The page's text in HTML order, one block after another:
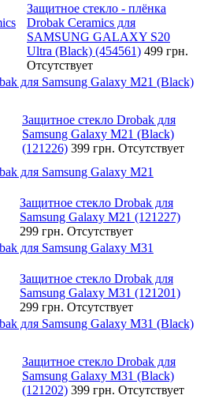
Защитное стекло - плёнка
Drobak Ceramics для
SAMSUNG GALAXY S20
Ultra (Black) (454561) 499 грн.
Отсутствует
для Samsung Galaxy М21 (Black)
Защитное стекло Drobak для
Samsung Galaxy М21 (Black)
(121226) 399 грн. Отсутствует
для Samsung Galaxy М21
Защитное стекло Drobak для
Samsung Galaxy М21 (121227)
299 грн. Отсутствует
для Samsung Galaxy М31
Защитное стекло Drobak для
Samsung Galaxy М31 (121201)
299 грн. Отсутствует
для Samsung Galaxy М31 (Black)
Защитное стекло Drobak для
Samsung Galaxy М31 (Black)
(121202) 399 грн. Отсутствует